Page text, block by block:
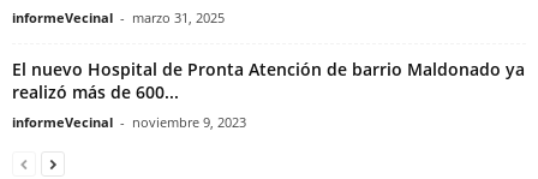
informeVecinal - marzo 31, 2025
El nuevo Hospital de Pronta Atención de barrio Maldonado ya
realizó más de 600...
informeVecinal - noviembre 9, 2023